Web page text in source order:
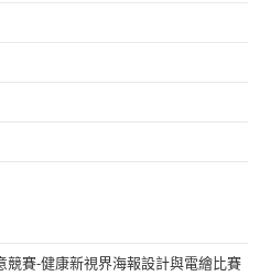
競賽-健康新視界海報設計與電繪比賽